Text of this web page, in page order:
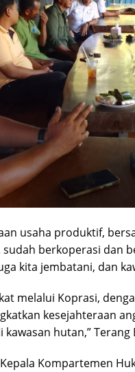
usaha produktif,
sudah berkoperasi dan
kita jembatani, dan
melalui Koprasi,
kesejahteraan
hutan,” Terang
Kompartemen